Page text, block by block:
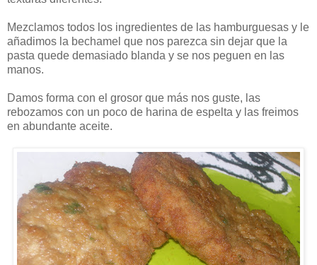
Mezclamos todos los ingredientes de las hamburguesas y le
añadimos la bechamel que nos parezca sin dejar que la
pasta quede demasiado blanda y se nos peguen en las
manos.
Damos forma con el grosor que más nos guste, las
rebozamos con un poco de harina de espelta y las freimos
en abundante aceite.